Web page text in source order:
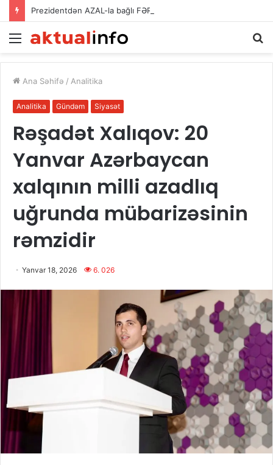
Prezidentdən AZAL-la bağlı FƏRMAN
Menu
Ana Səhifə / Analitika
Analitika Gündəm Siyasət
Rəşadət Xalıqov: 20
Yanvar Azərbaycan
xalqının milli azadlıq
uğrunda mübarizəsinin
rəmzidir
Yanvar 18, 2026 6. 026